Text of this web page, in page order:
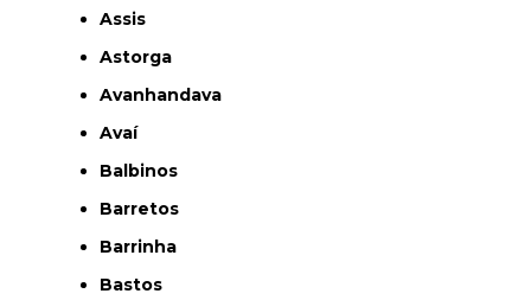
Assis
Astorga
Avanhandava
Avaí
Balbinos
Barretos
Barrinha
Bastos